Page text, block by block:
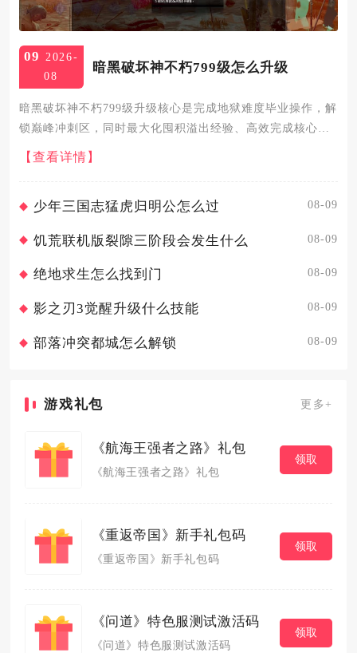
09 2026-
08
暗黑破坏神不朽799级怎么升级
暗黑破坏神不朽799级升级核心是完成地狱难度毕业操作，解
锁巅峰冲刺区，同时最大化囤积溢出经验、高效完成核心任
务，即可平稳突破等级瓶颈进入800级及以上的灾厄难度挑
战。799级处于减负护肝区的等级上限，角色获取的所有溢出
【查看详情】
少年三国志猛虎归明公怎么过 08-09
饥荒联机版裂隙三阶段会发生什么 08-09
绝地求生怎么找到门 08-09
影之刃3觉醒升级什么技能 08-09
部落冲突都城怎么解锁 08-09
游戏礼包 更多+
《航海王强者之路》礼包
《航海王强者之路》礼包
领取
《重返帝国》新手礼包码
《重返帝国》新手礼包码
领取
《问道》特色服测试激活码
《问道》特色服测试激活码
领取